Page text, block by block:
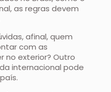
as regras devem
afinal, quem
com as
no exterior? Outro
internacional pode